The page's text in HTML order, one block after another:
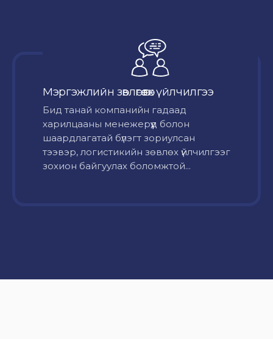
Мэргэжлийн зөвлөгөө өгөх үйлчилгээ
Бид танай компанийн гадаад
харилцааны менежерүүд болон
шаардлагатай бүлэгт зориулсан
тээвэр, логистикийн зөвлөх үйлчилгээг
зохион байгуулах боломжтой...